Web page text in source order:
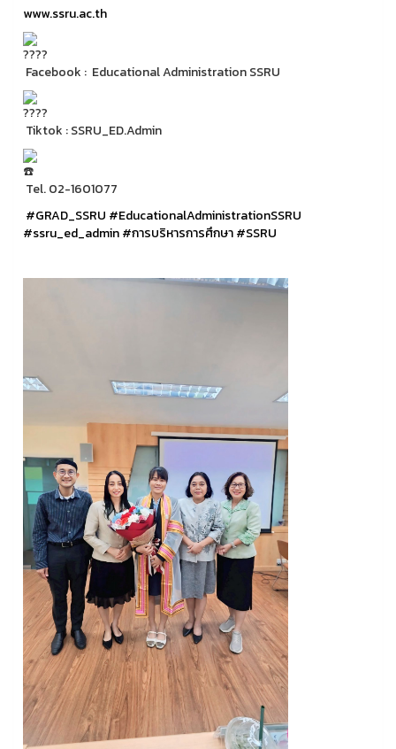
www.ssru.ac.th
Facebook : Educational Administration SSRU
Tiktok : SSRU_ED.Admin
Tel. 02-1601077
#GRAD_SSRU #EducationalAdministrationSSRU
#ssru_ed_admin#การบริหารการศึกษา#SSRU